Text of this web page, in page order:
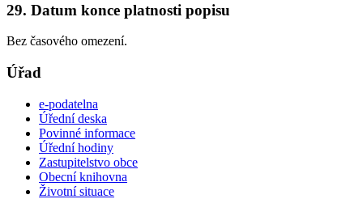
29. Datum konce platnosti popisu
Bez časového omezení.
Úřad
e-podatelna
Úřední deska
Povinné informace
Úřední hodiny
Zastupitelstvo obce
Obecní knihovna
Životní situace